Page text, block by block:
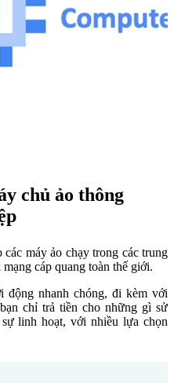
chủ ảo thông
máy ảo chạy trong các trung
cáp quang toàn thế giới.
động nhanh chóng, đi kèm với
chỉ trả tiền cho những gì sử
linh hoạt, với nhiều lựa chọn